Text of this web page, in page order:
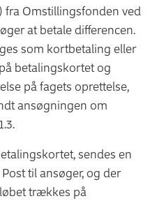
fra Omstillingsfonden ved
at betale differencen.
som kortbetaling eller
betalingskortet og
på fagets oprettelse,
ansøgningen om
sendes en
til ansøger, og der
trækkes på